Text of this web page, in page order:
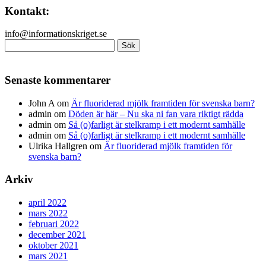
Kontakt:
info@informationskriget.se
efter:
Senaste kommentarer
John A om Är fluoriderad mjölk framtiden för svenska barn?
admin om Döden är här – Nu ska ni fan vara riktigt rädda
admin om Så (o)farligt är stelkramp i ett modernt samhälle
admin om Så (o)farligt är stelkramp i ett modernt samhälle
Ulrika Hallgren om Är fluoriderad mjölk framtiden för
svenska barn?
Arkiv
april 2022
mars 2022
februari 2022
december 2021
oktober 2021
mars 2021